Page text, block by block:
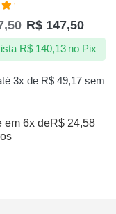
5 R$ 147,50
3x de R$49,17sem
R$140,13 no Pix
em 6x deR$ 24,58